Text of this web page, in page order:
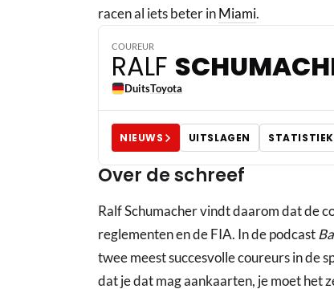
racen al iets beter inMiami.
COUREUR
RALF
DuitsToyota
NIEUWS UITSLAGEN
Over de schreef
Ralf Schumacher vindt daarom dat de
reglementen en de FIA. In de podcast
twee meest succesvolle coureurs in de
dat je dat mag aankaarten, je moet het